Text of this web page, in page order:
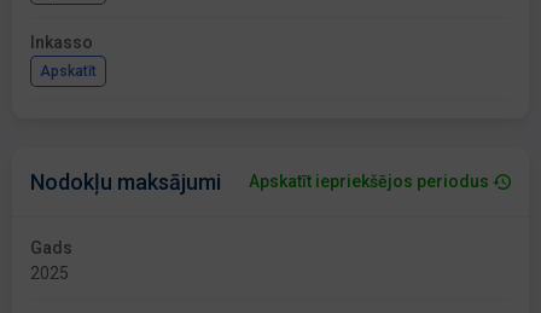
Inkasso
Apskatīt
Nodokļu maksājumi Apskatīt iepriekšējos periodus
Gads
2025